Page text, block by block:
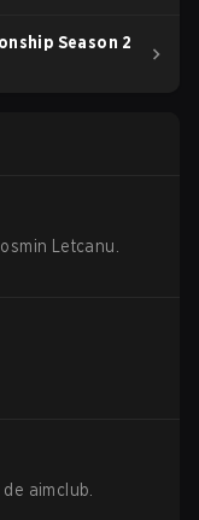
Season 2
Letcanu
de aimclub